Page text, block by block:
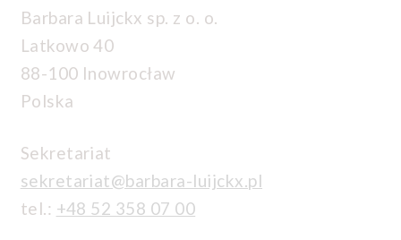
Barbara Luijckx sp. z o. o.
Latkowo 40
88-100 Inowrocław
Polska
Sekretariat
sekretariat@barbara-luijckx.pl
tel.: +48 52 358 07 00